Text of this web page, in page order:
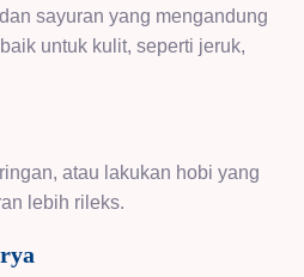
sayuran yang mengandung
untuk kulit, seperti jeruk,
atau lakukan hobi yang
lebih rileks.